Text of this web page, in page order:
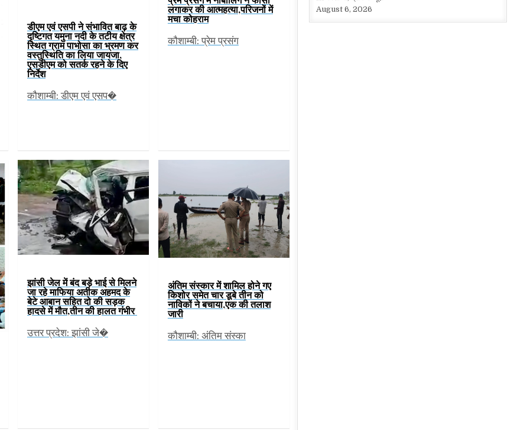
डीएम एवं एसपी ने संभावित बाढ़ के
दृष्टिगत यमुना नदी के तटीय क्षेत्र
स्थित ग्राम पाभोसा का भ्रमण कर
वस्तुस्थिति का लिया जायजा,
एसडीएम को सतर्क रहने के दिए
निर्देश
कौशाम्बी: डीएम एवं एसप�
लगाकर की आत्महत्या,परिजनों में
मचा कोहराम
कौशाम्बी: प्रेम प्रसंग
झांसी जेल में बंद बड़े भाई से मिलने
जा रहे माफिया अतीक अहमद के
बेटे आबान सहित दो की सड़क
हादसे में मौत,तीन की हालत गंभीर
उत्तर प्रदेश: झांसी जे�
अंतिम संस्कार में शामिल होने गए
किशोर समेत चार डूबे तीन को
नाविकों ने बचाया,एक की तलाश
जारी
कौशाम्बी: अंतिम संस्का
August 6, 2026